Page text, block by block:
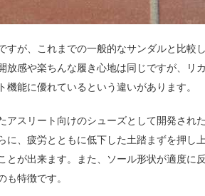
が、これまでの一般的なサンダルと比較
感や楽ちんな履き心地は同じですが、リ
能に優れているという違いがあります。
スリート向けのシューズとして開発された
に、疲労とともに低下した土踏まずを押し
が出来ます。また、ソール形状が適度に
特徴です。